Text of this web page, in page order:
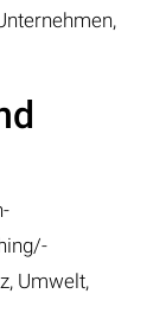
Umwelt,